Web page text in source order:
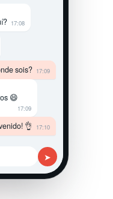
17:08
sois? 17:09
😄
17:09
👌 17:10
➤